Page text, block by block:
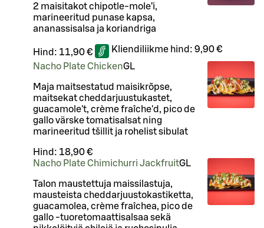
2 maisitakot chipotle-mole’i,
marineeritud punase kapsa,
ananassisalsa ja koriandriga
Hind: 11,90 € Kliendiliikme hind: 9,90 €
Nacho Plate ChickenGL
Maja maitsestatud maisikrõpse,
maitsekat cheddarjuustukastet,
guacamole't, crème fraîche'd, pico de
gallo värske tomatisalsat ning
marineeritud tšillit ja rohelist sibulat
Hind: 18,90 €
Nacho Plate Chimichurri JackfruitGL
Talon maustettuja maissilastuja,
mausteista cheddarjuustokastiketta,
guacamolea, crème fraîchea, pico de
gallo -tuoretomaattisalsaa sekä